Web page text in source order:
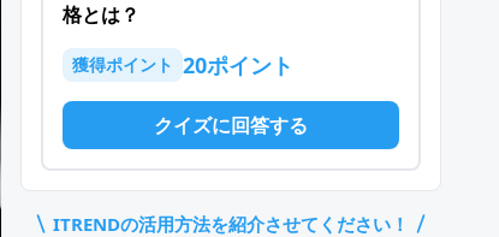
格とは？
獲得ポイント 20ポイント
クイズに回答する
ITRENDの活用方法を紹介させてください！